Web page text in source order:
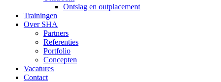
Ontslag en outplacement
Trainingen
Over SHA
Partners
Referenties
Portfolio
Concepten
Vacatures
Contact